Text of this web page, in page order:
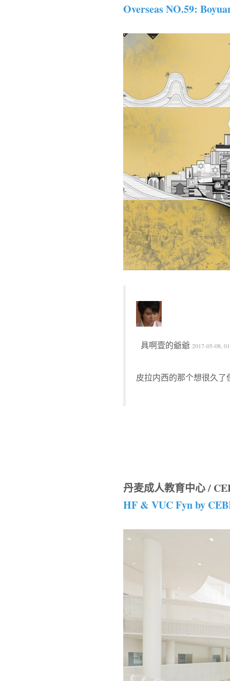
Overseas NO.59:
具啊壹的爺爺 2017-05-08,
皮拉内西的那个想很久
丹麦成人教育中心 /
HF & VUC Fyn by